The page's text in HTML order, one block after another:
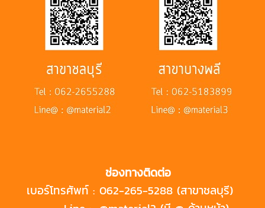
ช่องทางติดต่อ
เบอร์โทรศัพท์ : 062-265-5288 (สาขาชลบุรี)